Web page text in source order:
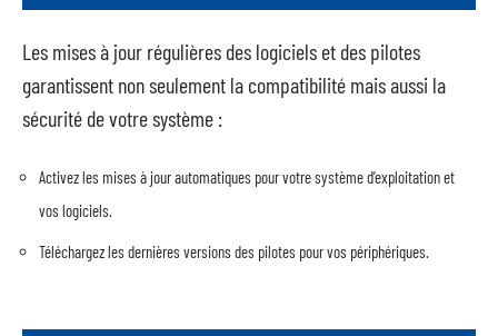
Les mises à jour régulières des logiciels et des pilotes
garantissent non seulement la compatibilité mais aussi la
sécurité de votre système :
Activez les mises à jour automatiques pour votre système d’exploitation et
vos logiciels.
Téléchargez les dernières versions des pilotes pour vos périphériques.